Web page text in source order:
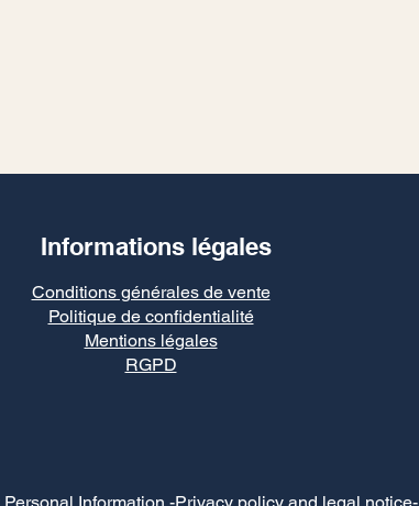
Informations légales
Conditions générales de vente
Politique de confidentialité
Mentions légales
RGPD